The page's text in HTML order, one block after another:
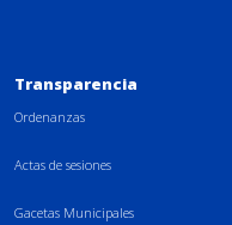
Transparencia
Ordenanzas
Actas de sesiones
Gacetas Municipales